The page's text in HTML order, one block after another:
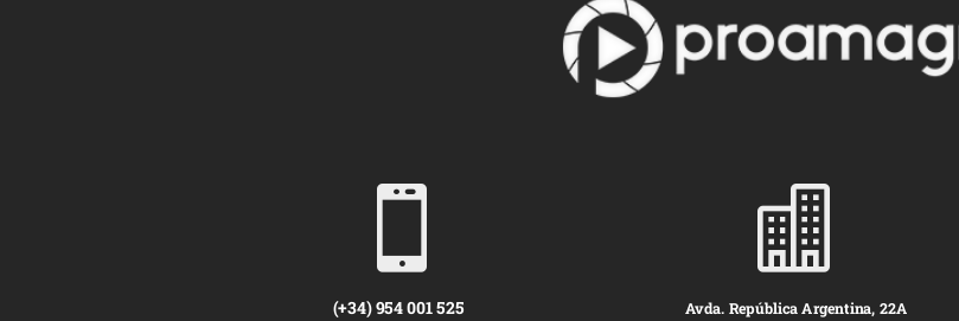

(+34) 954 001 525

Avda. República Argentina, 22A